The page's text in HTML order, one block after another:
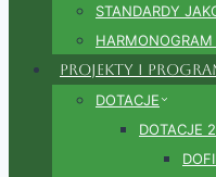
STANDARDY
HARMONOGRAM
Projekty i
DOTACJE
DOTACJE